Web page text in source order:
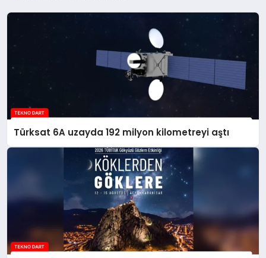
Türksat 6A uzayda 192 milyon kilometreyi aştı